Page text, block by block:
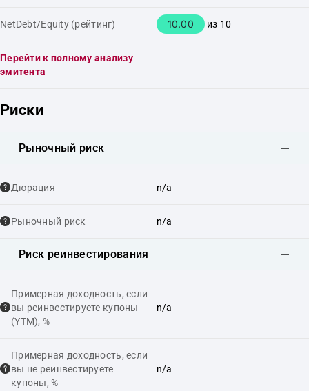
NetDebt/Equity (рейтинг) 10.00 из 10
Перейти к полному анализу
эмитента
Риски
Рыночный риск
Дюрация n/a
Рыночный риск n/a
Риск реинвестирования
Примерная доходность, если
вы реинвестируете купоны
(YTM), %
n/a
Примерная доходность, если
вы не реинвестируете
купоны, %
n/a